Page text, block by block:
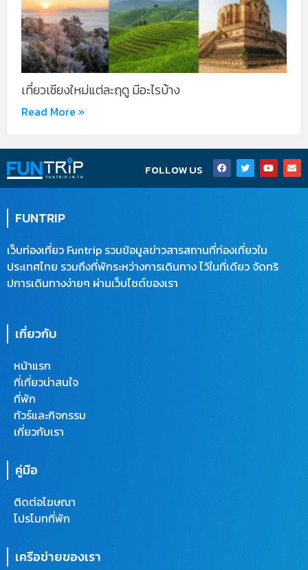
เที่ยวเชียงใหม่แต่ละฤดู มีอะไรบ้าง
Read More »
FOLLOW US F
a
c
e
T
w
i
t
Y
o
u
t
E
n
v
e
FUNTRIP
เว็บท่องเที่ยว Funtrip รวมข้อมูลข่าวสารสถานที่ท่องเที่ยวใน
ประเทศไทย รวมถึงที่พักระหว่างการเดินทาง ไว้ในที่เดียว จัดทริ
ปการเดินทางง่ายๆ ผ่านเว็บไซต์ของเรา
เกี่ยวกับ
หน้าแรก
ที่เที่ยวน่าสนใจ
ที่พัก
ทัวร์และกิจกรรม
เกี่ยวกับเรา
คู่มือ
ติดต่อโฆษณา
โปรโมทที่พัก
เครือข่ายของเรา